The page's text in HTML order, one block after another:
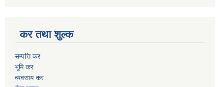
कर तथा शुल्क
सम्पत्ति कर
भूमि कर
व्यवसाय कर